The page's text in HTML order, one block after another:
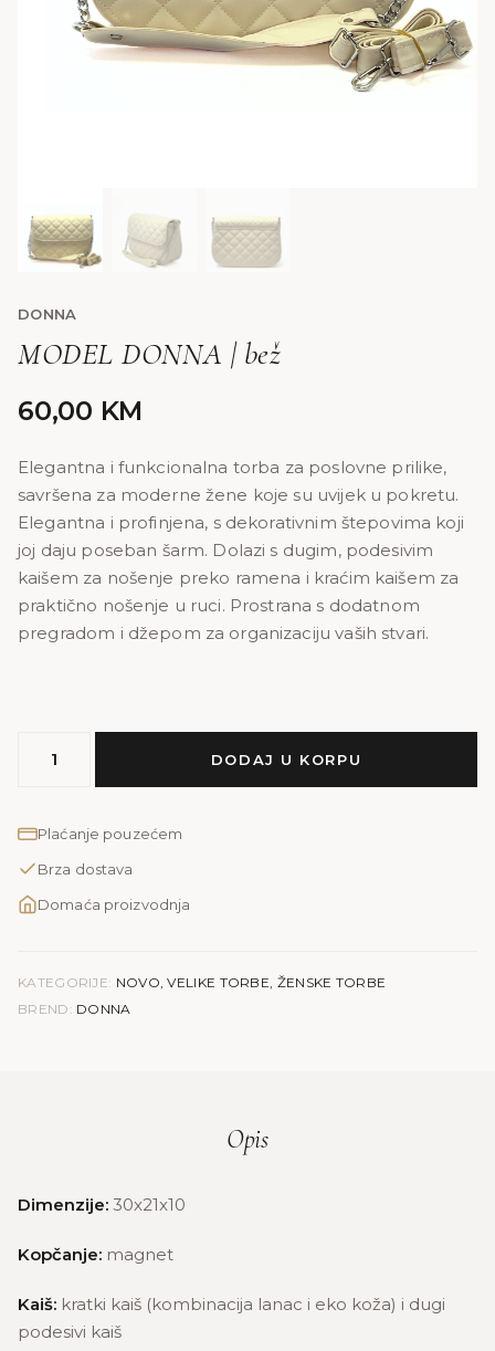
DONNA
MODEL DONNA | bež
60,00 KM
Elegantna i funkcionalna torba za poslovne prilike,
savršena za moderne žene koje su uvijek u pokretu.
Elegantna i profinjena, s dekorativnim štepovima koji
joj daju poseban šarm. Dolazi s dugim, podesivim
kaišem za nošenje preko ramena i kraćim kaišem za
praktično nošenje u ruci. Prostrana s dodatnom
pregradom i džepom za organizaciju vaših stvari.
DONNA
bež
DODAJ U KORPU
Plaćanje pouzećem
Brza dostava
Domaća proizvodnja
KATEGORIJE: NOVO,VELIKE TORBE, ŽENSKE TORBE
BREND: DONNA
Opis
Dimenzije: 30x21x10
Kopčanje: magnet
Kaiš: kratki kaiš (kombinacija lanac i eko koža) i dugi
podesivi kaiš